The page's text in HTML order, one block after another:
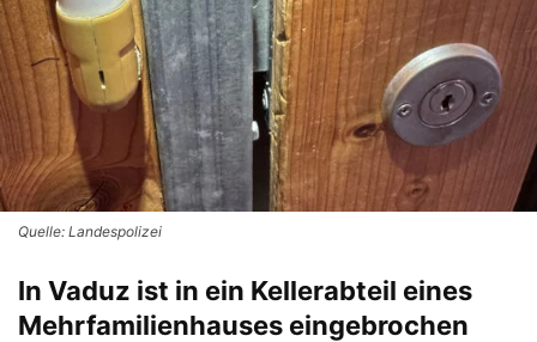
Quelle: Landespolizei
In Vaduz ist in ein Kellerabteil eines
Mehrfamilienhauses eingebrochen